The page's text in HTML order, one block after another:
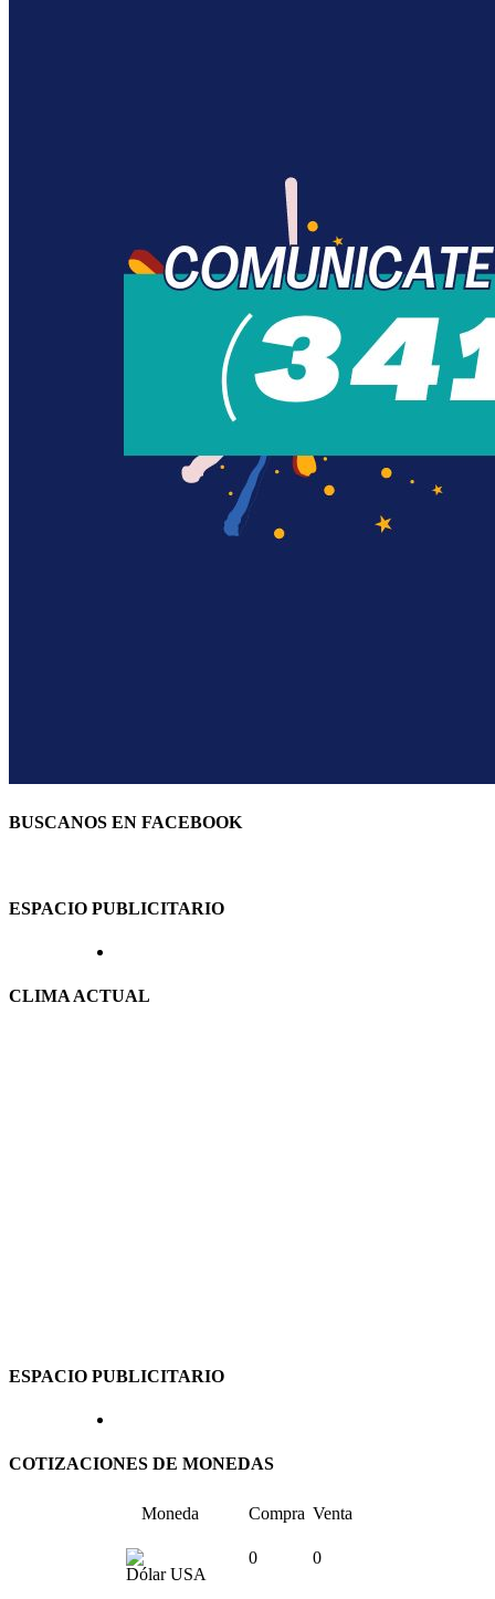
BUSCANOS EN FACEBOOK
ESPACIO PUBLICITARIO
CLIMA ACTUAL
ESPACIO PUBLICITARIO
COTIZACIONES DE MONEDAS
Moneda Compra Venta
Dólar USA
0 0